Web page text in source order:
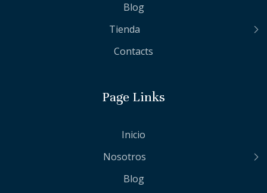
Blog
Tienda
Contacts
Page Links
Inicio
Nosotros
Blog